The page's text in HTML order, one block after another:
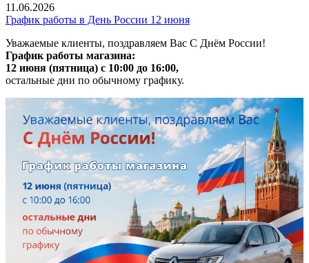
11.06.2026
График работы в День России 12 июня
Уважаемые клиенты, поздравляем Вас С Днём России!
График работы магазина:
12 июня (пятница) с 10:00 до 16:00,
остальные дни по обычному графику.